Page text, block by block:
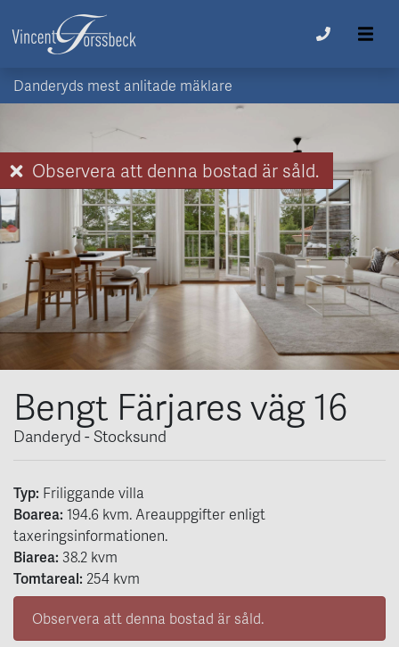
Danderyds mest anlitade mäklare
Observera att denna bostad är såld.
Bengt Färjares väg 16
Danderyd - Stocksund
Typ: Friliggande villa
Boarea: 194.6 kvm. Areauppgifter enligt
taxeringsinformationen.
Biarea: 38.2 kvm
Tomtareal: 254 kvm
Observera att denna bostad är såld.